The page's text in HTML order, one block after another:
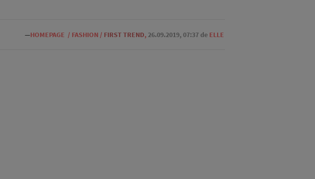
—HOMEPAGE / FASHION / FIRST TREND, 26.09.2019, 07:37 de ELLE